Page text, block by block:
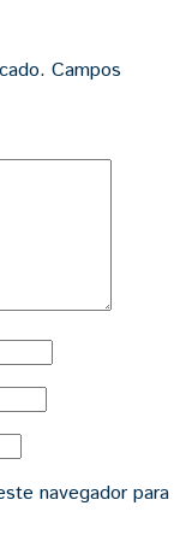
Campos
navegador para